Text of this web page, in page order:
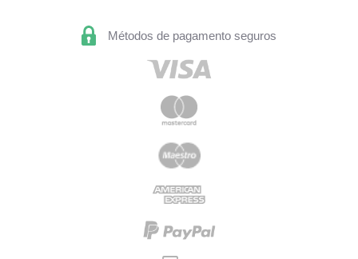
Métodos de pagamento seguros